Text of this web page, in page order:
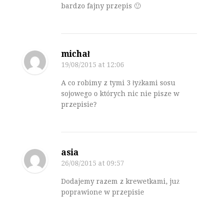
bardzo fajny przepis 🙂
michał
19/08/2015 at 12:06
A co robimy z tymi 3 łyżkami sosu
sojowego o których nic nie pisze w
przepisie?
asia
26/08/2015 at 09:57
Dodajemy razem z krewetkami, już
poprawione w przepisie